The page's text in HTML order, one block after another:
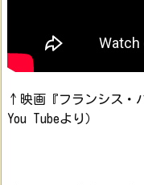
↑映画『フランシス・
You Tubeより）